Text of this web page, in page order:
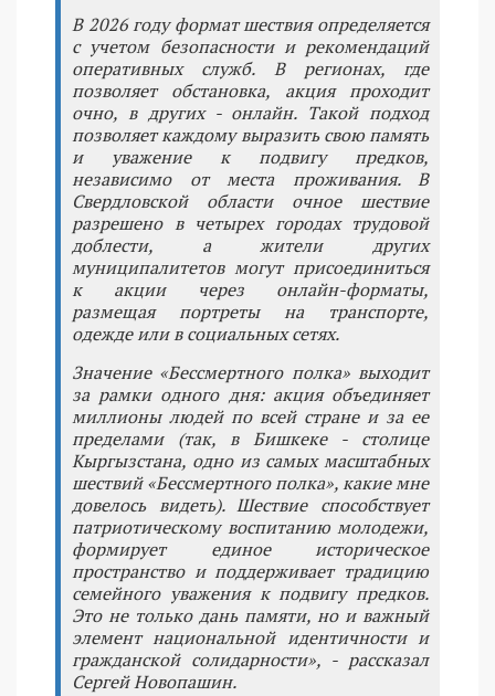
В 2026 году формат шествия определяется
с учетом безопасности и рекомендаций
оперативных служб. В регионах, где
позволяет обстановка, акция проходит
очно, в других - онлайн. Такой подход
позволяет каждому выразить свою память
и уважение к подвигу предков,
независимо от места проживания. В
Свердловской области очное шествие
разрешено в четырех городах трудовой
доблести, а жители других
муниципалитетов могут присоединиться
к акции через онлайн-форматы,
размещая портреты на транспорте,
одежде или в социальных сетях.
Значение «Бессмертного полка» выходит
за рамки одного дня: акция объединяет
миллионы людей по всей стране и за ее
пределами (так, в Бишкеке - столице
Кыргызстана, одно из самых масштабных
шествий «Бессмертного полка», какие мне
довелось видеть). Шествие способствует
патриотическому воспитанию молодежи,
формирует единое историческое
пространство и поддерживает традицию
семейного уважения к подвигу предков.
Это не только дань памяти, но и важный
элемент национальной идентичности и
гражданской солидарности», - рассказал
Сергей Новопашин.